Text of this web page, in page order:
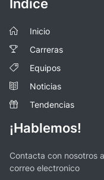
Índice
Inicio
Carreras
Equipos
Noticias
Tendencias
¡Hablemos!
Contacta con nosotros
correo electronico